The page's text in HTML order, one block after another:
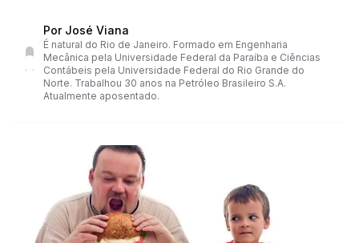
Por José Viana
É natural do Rio de Janeiro. Formado em Engenharia
Mecânica pela Universidade Federal da Paraíba e Ciências
Contábeis pela Universidade Federal do Rio Grande do
Norte. Trabalhou 30 anos na Petróleo Brasileiro S.A.
Atualmente aposentado.